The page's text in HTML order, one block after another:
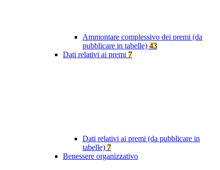
Ammontare complessivo dei premi (da
pubblicare in tabelle) 43
Dati relativi ai premi 7
Dati relativi ai premi (da pubblicare in
tabelle) 7
Benessere organizzativo